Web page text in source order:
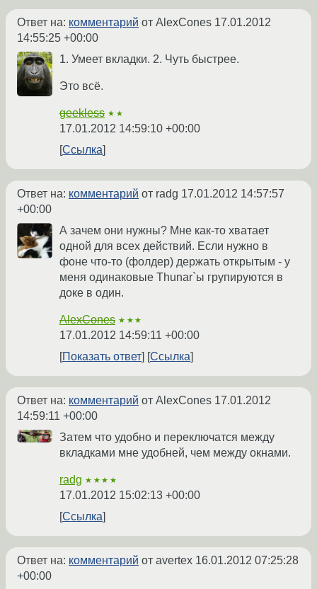
Ответ на: комментарий от AlexCones 17.01.2012
14:55:25 +00:00
1. Умеет вкладки. 2. Чуть быстрее.
Это всё.
geekless ★★
17.01.2012 14:59:10 +00:00
Ссылка
Ответ на: комментарий от radg 17.01.2012 14:57:57
+00:00
А зачем они нужны? Мне как-то хватает
одной для всех действий. Если нужно в
фоне что-то (фолдер) держать открытым - у
меня одинаковые Thunar`ы групируются в
доке в один.
AlexCones ★★★
17.01.2012 14:59:11 +00:00
Показать ответ
Ссылка
Ответ на: комментарий от AlexCones 17.01.2012
14:59:11 +00:00
Затем что удобно и переключатся между
вкладками мне удобней, чем между окнами.
radg ★★★★
17.01.2012 15:02:13 +00:00
Ссылка
Ответ на: комментарий от avertex 16.01.2012 07:25:28
+00:00